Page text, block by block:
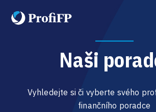
Naši
Vyhledejte si či vyberte svého
finančního poradce